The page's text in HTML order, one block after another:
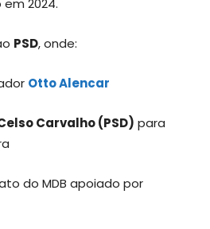
2024.
PSD, onde:
Otto Alencar
Carvalho (PSD) para
do MDB apoiado por